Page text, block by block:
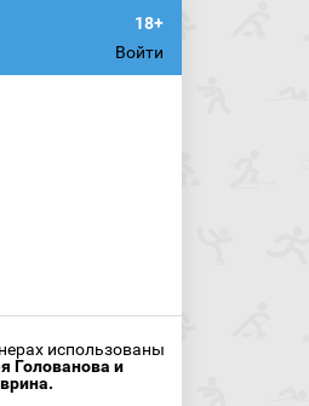
Войти
использованы
Голованова и